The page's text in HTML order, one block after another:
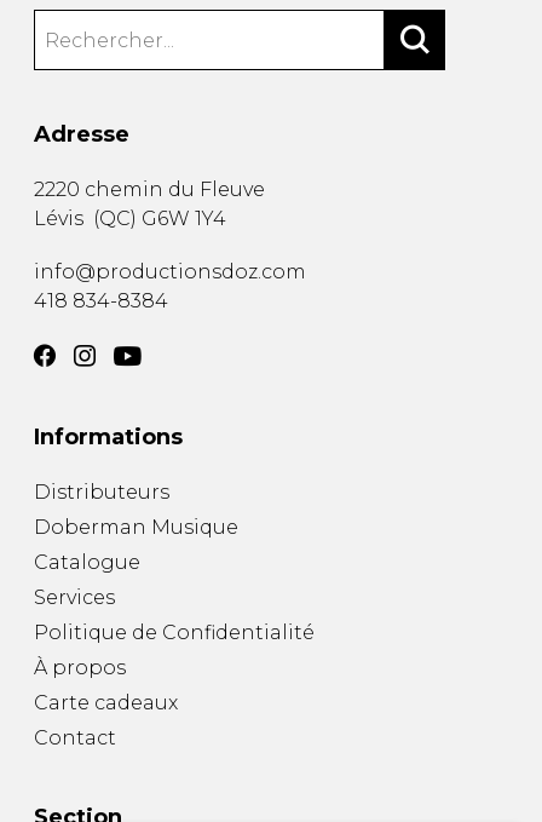
Adresse
2220 chemin du Fleuve
Lévis (QC) G6W 1Y4
info@productionsdoz.com
418 834-8384
Informations
Distributeurs
Doberman Musique
Catalogue
Services
Politique de Confidentialité
À propos
Carte cadeaux
Contact